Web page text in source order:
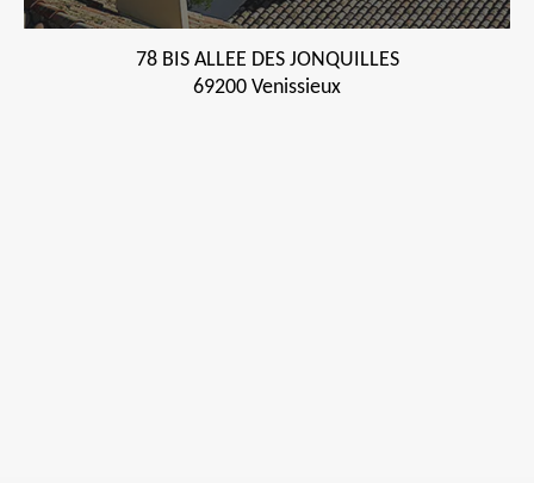
78 BIS ALLEE DES JONQUILLES
69200 Venissieux